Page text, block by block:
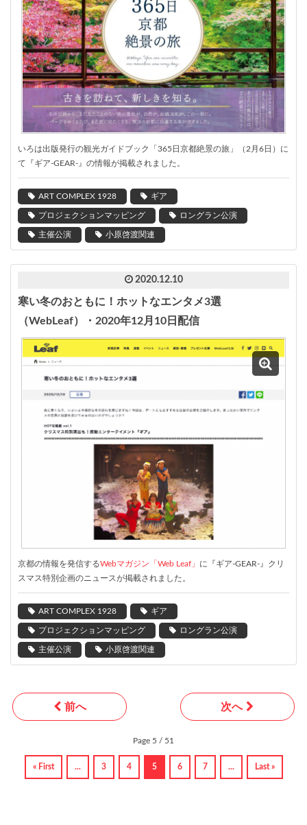
いろは出版発行の観光ガイドブック「365日京都絶景の旅」（2月6日）に
て『ギア-GEAR-』の情報が掲載されました。
ART COMPLEX 1928 ギア
プロジェクションマッピング ロングラン公演
主催公演 小原啓渡関連
2020.12.10
寒い冬のおともに！ホットなエンタメ3選
（WebLeaf）・2020年12月10日配信
京都の情報を発信するWebマガジン「Web Leaf」 に『ギア-GEAR-』クリ
スマス特別企画のニュースが掲載されました。
ART COMPLEX 1928 ギア
プロジェクションマッピング ロングラン公演
主催公演 小原啓渡関連
Page 5 / 51
« First
前へ
... 3 4 5 6 7 ...
次へ
Last »